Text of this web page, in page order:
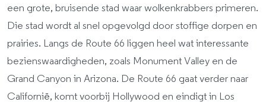
een grote, bruisende stad waar wolkenkrabbers primeren.
Die stad wordt al snel opgevolgd door stoffige dorpen en
prairies. Langs de Route 66 liggen heel wat interessante
bezienswaardigheden, zoals Monument Valley en de
Grand Canyon in Arizona. De Route 66 gaat verder naar
Californië, komt voorbij Hollywood en eindigt in Los